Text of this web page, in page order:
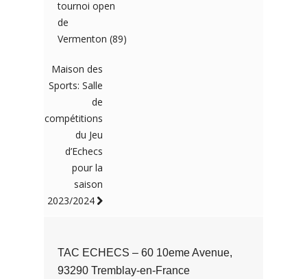
tournoi open
de
Vermenton (89)
Maison des
Sports: Salle
de
compétitions
du Jeu
d’Echecs
pour la
saison
2023/2024
TAC ECHECS – 60 10eme Avenue,
93290 Tremblay-en-France